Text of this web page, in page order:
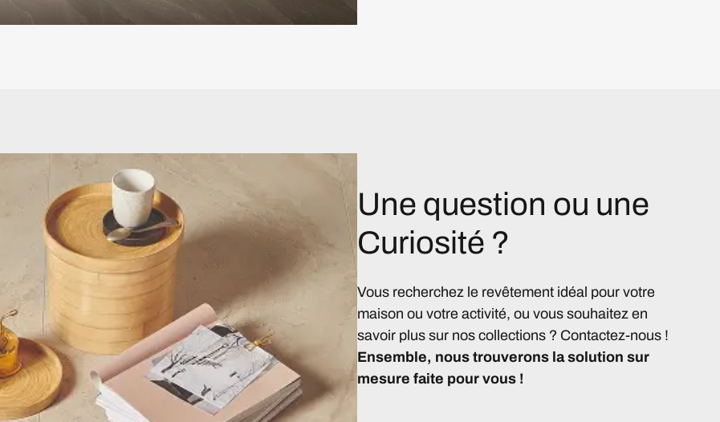
Une question ou une
Curiosité ?
Vous recherchez le revêtement idéal pour votre
maison ou votre activité, ou vous souhaitez en
savoir plus sur nos collections ? Contactez-nous !
Ensemble, nous trouverons la solution sur
mesure faite pour vous !